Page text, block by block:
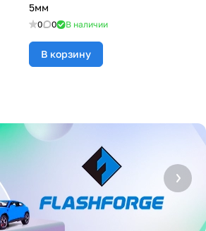
5мм
0 0 В наличии
В корзину